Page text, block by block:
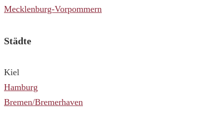
Mecklenburg-Vorpommern
Städte
Kiel
Hamburg
Bremen/Bremerhaven